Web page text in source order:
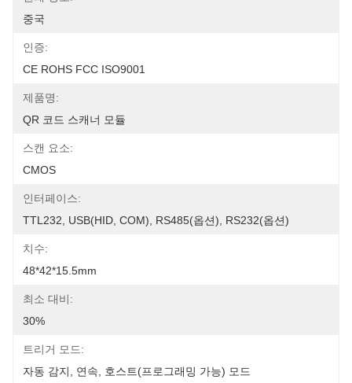
중국
인증:
CE ROHS FCC ISO9001
제품명:
QR 코드 스캐너 모듈
스캔 요소:
CMOS
인터페이스:
TTL232, USB(HID, COM), RS485(옵션), RS232(옵션)
치수:
48*42*15.5mm
최소 대비:
30%
트리거 모드:
자동 감지, 연속, 호스트(프로그래밍 가능) 모드